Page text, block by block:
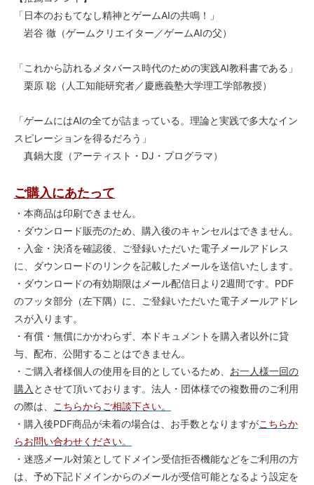
「日本のおもてなし精神とゲームAIの共鳴！」
岩谷 徹（ゲームクリエイター／ゲームAIの父）
「これから訪れるメタバース時代のための実践AI教科書である」
栗原 聡（人工知能研究者／慶應義塾大学理工学部教授）
「ゲームにはAIの全てが詰まっている。理論と実践で多大なイン
スピレーションを得るだろう」
真鍋大度（アーティスト・DJ・プログラマ）
ご購入にあたって
・本商品は印刷できません。
・ダウンロード販売のため、購入後のキャンセルはできません。
・入金・決済を確認後、ご登録いただいた電子メールアドレス
に、ダウンロードのリンクを記載したメールを送信いたします。
・ダウンロードの有効期限はメール配信日より2週間です。PDF
のフッタ部分（左下隅）に、ご登録いただいた電子メールアドレ
スが入ります。
・有償・無償にかかわらず、本ドキュメントを購入者以外に貸
与、配布、公開することはできません。
・ご購入者様個人の使用を目的としているため、 お一人様一回の
購入 とさせて頂いております。法人・団体様での複数冊のご利用
の際は、
こちらからご相談下さい。
・購入後PDF商品が未着の場合は、お手数となりますがこちらか
らお問い合わせください。
・迷惑メール対策としてドメイン受信拒否機能などをご利用の方
は、予め下記ドメインからのメールが受信可能となるよう設定を